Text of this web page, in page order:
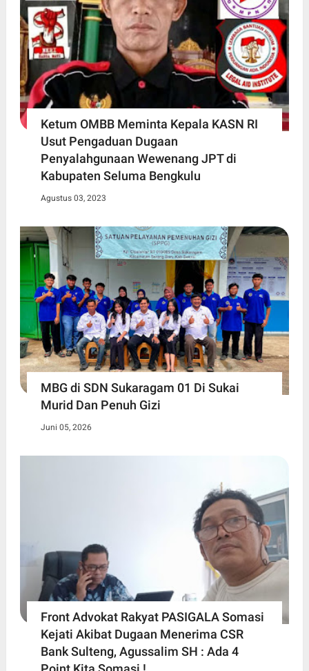
Ketum OMBB Meminta Kepala KASN RI
Usut Pengaduan Dugaan
Penyalahgunaan Wewenang JPT di
Kabupaten Seluma Bengkulu
Agustus 03, 2023
MBG di SDN Sukaragam 01 Di Sukai
Murid Dan Penuh Gizi
Juni 05, 2026
Front Advokat Rakyat PASIGALA Somasi
Kejati Akibat Dugaan Menerima CSR
Bank Sulteng, Agussalim SH : Ada 4